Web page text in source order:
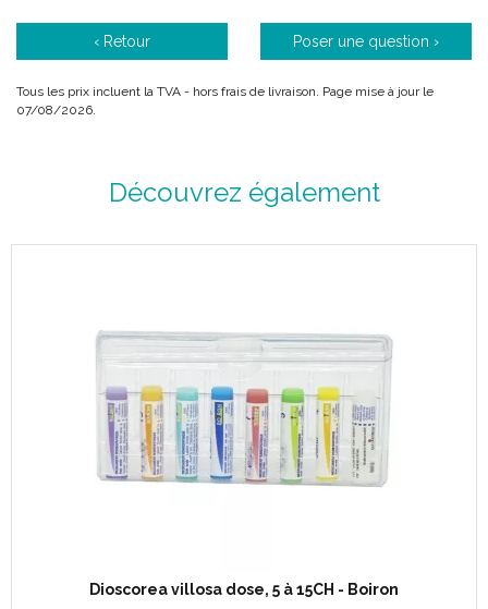
‹ Retour Poser une question ›
Tous les prix incluent la TVA - hors frais de livraison. Page mise à jour le
07/08/2026.
Découvrez également
Dioscorea villosa dose, 5 à 15CH - Boiron